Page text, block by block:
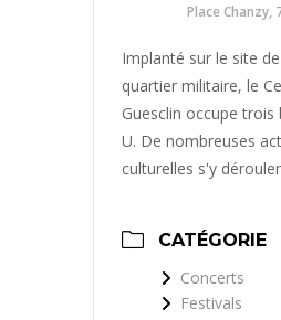
Place Chanzy,
Implanté sur le site
quartier militaire, le
Guesclin occupe
U. De nombreuses
culturelles s'y
CATÉGORIE
Concerts
Festivals